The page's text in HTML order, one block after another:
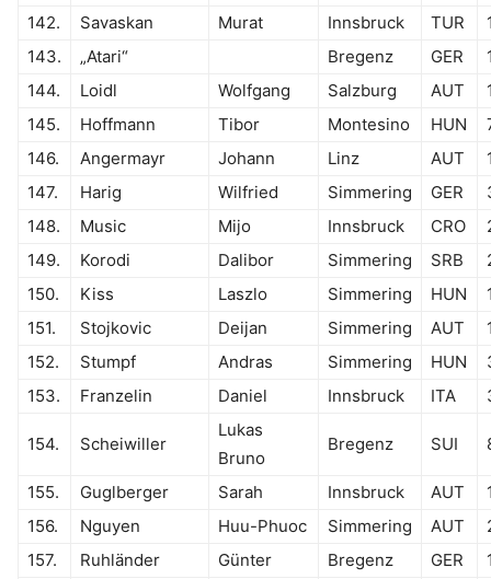
142.
Savaskan Murat Innsbruck TUR
143.
„Atari“ Bregenz GER
144.
Loidl Wolfgang Salzburg AUT
145.
Hoffmann Tibor Montesino HUN
146.
Angermayr Johann Linz AUT
147.
Harig Wilfried Simmering GER
148.
Music Mijo Innsbruck CRO
149.
Korodi Dalibor Simmering SRB
150.
Kiss Laszlo Simmering HUN
151.
Stojkovic Deijan Simmering AUT
152.
Stumpf Andras Simmering HUN
153.
Franzelin Daniel Innsbruck ITA
154. Scheiwiller
Lukas
Bruno
Bregenz SUI
155. Guglberger Sarah Innsbruck AUT
156.
Nguyen Huu-Phuoc Simmering AUT
157.
Ruhländer Günter Bregenz GER